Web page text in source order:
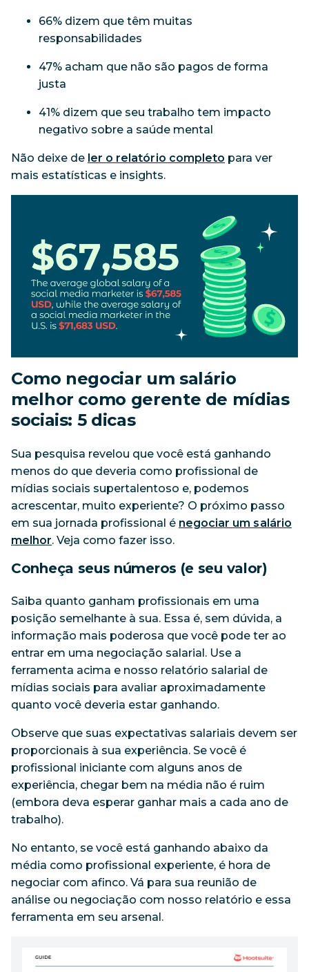
66% dizem que têm muitas
responsabilidades
47% acham que não são pagos de forma
justa
41% dizem que seu trabalho tem impacto
negativo sobre a saúde mental
Não deixe de ler o relatório completo para ver
mais estatísticas e insights.
Como negociar um salário
melhor como gerente de mídias
sociais: 5 dicas
Sua pesquisa revelou que você está ganhando
menos do que deveria como profissional de
mídias sociais supertalentoso e, podemos
acrescentar, muito experiente? O próximo passo
em sua jornada profissional é negociar um salário
melhor. Veja como fazer isso.
Conheça seus números (e seu valor)
Saiba quanto ganham profissionais em uma
posição semelhante à sua. Essa é, sem dúvida, a
informação mais poderosa que você pode ter ao
entrar em uma negociação salarial. Use a
ferramenta acima e nosso relatório salarial de
mídias sociais para avaliar aproximadamente
quanto você deveria estar ganhando.
Observe que suas expectativas salariais devem ser
proporcionais à sua experiência. Se você é
profissional iniciante com alguns anos de
experiência, chegar bem na média não é ruim
(embora deva esperar ganhar mais a cada ano de
trabalho).
No entanto, se você está ganhando abaixo da
média como profissional experiente, é hora de
negociar com afinco. Vá para sua reunião de
análise ou negociação com nosso relatório e essa
ferramenta em seu arsenal.